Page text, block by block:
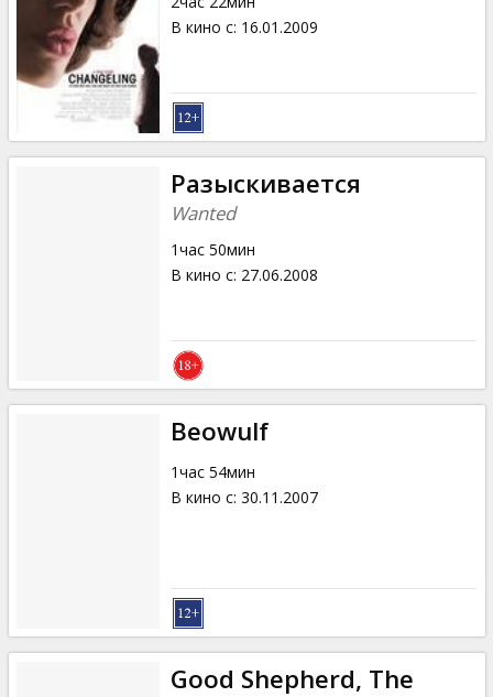
В кино с: 16.01.2009
Разыскивается
Wanted
1час 50мин
В кино с: 27.06.2008
Beowulf
1час 54мин
В кино с: 30.11.2007
Good Shepherd, The